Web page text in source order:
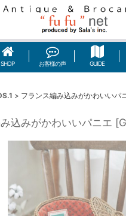
SHOP お客様の声 GUIDE
> フランス編み込みがかわいいパ
込みがかわいいパニエ [